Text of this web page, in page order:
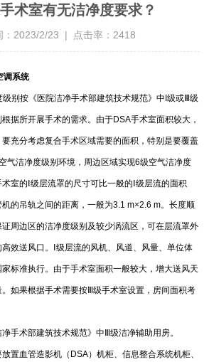
术室有无洁净度要求？
：2023/2/23 | 点击率：2418
调系统
别按《医院洁净手术部建筑技术规范》中I级或Ⅲ级
据所开展手术的需求。由于DSA手术室面积较大，
充分考虑复合手术区域需要的面积，特别是要覆盖
气洁净度级别环境，周边区域实现6级空气洁净度
室的Ⅰ级层流罩的尺寸可比一般的Ⅰ级层流的面积
的吊轨之间的距离，一般为3.1 m×2.6 m。长度顺
周边区的洁净度级别及较少涡流区，可在层流罩外
效送风口。Ⅰ级层流的风机、风道、风量、单位体
标准执行。由于手术室面积一般较大，增大送风天
如果根据手术需要按Ⅲ级手术室设置，房间面积考
手术部建筑技术规范》中Ⅲ级洁净辅助用房。
置血管造影机（DSA）机柜、信息整合系统机柜、